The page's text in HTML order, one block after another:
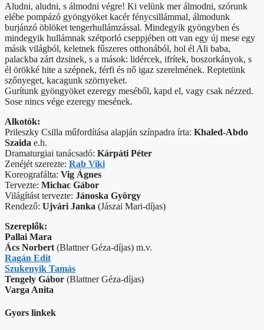
Aludni, aludni, s álmodni végre! Ki velünk mer álmodni, szórunk
elébe pompázó gyöngyöket kacér fénycsillámmal, álmodunk
burjánzó öblöket tengerhullámzással. Mindegyik gyöngyben és
mindegyik hullámnak szétporló cseppjében ott van egy új mese egy
másik világból, keletnek fűszeres otthonából, hol él Ali baba,
palackba zárt dzsinek, s a mások: lidércek, ifrítek, boszorkányok, s
él örökké hite a szépnek, férfi és nő igaz szerelmének. Reptetünk
szőnyeget, kacagunk szörnyeket.
Gurítunk gyöngyöket ezeregy meséből, kapd el, vagy csak nézzed.
Sose nincs vége ezeregy mesének.
Alkotók:
Prileszky Csilla műfordítása alapján színpadra írta: Khaled-Abdo
Szaida e.h.
Dramaturgiai tanácsadó: Kárpáti Péter
Zenéjét szerezte: Rab Viki
Koreografálta: Vig Ágnes
Tervezte: Michac Gábor
Világítást tervezte: Jánoska György
Rendező: Ujvári Janka (Jászai Mari-díjas)
Szereplők:
Pallai Mara
Ács Norbert (Blattner Géza-díjas) m.v.
Ragán Edit
Szukenyik Tamás
Tengely Gábor (Blattner Géza-díjas)
Varga Anita
Gyors linkek